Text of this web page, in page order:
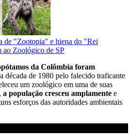
de "Zootopia" e hiena do "Rei
ao Zoológico de SP
da Colômbia foram
década de 1980 pelo falecido traficante
um zoológico em uma de suas
a população cresceu amplamente e
esforços das autoridades ambientais